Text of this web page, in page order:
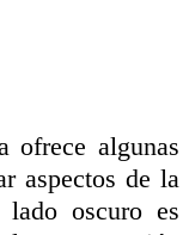
ofrece algunas
aspectos de la
lado oscuro es